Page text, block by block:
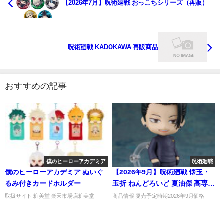
【2026年7月】呪術廻戦 おっこちシリーズ（再販）
呪術廻戦 KADOKAWA 再販商品
おすすめの記事
僕のヒーローアカデミア
僕のヒーローアカデミア ぬいぐ
るみ付きカードホルダー
取扱サイト 粧美堂 楽天市場店粧美堂
呪術廻戦
【2026年9月】呪術廻戦 懐玉・
玉折 ねんどろいど 夏油傑 高専
ver.
商品情報 発売予定時期2026年9月価格